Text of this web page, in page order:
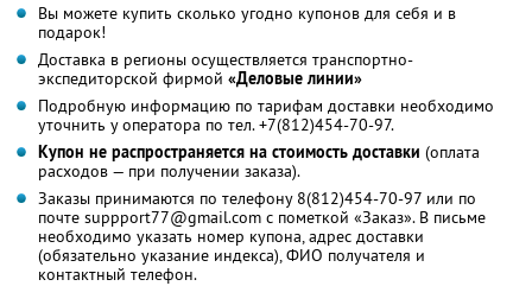
Вы можете купить сколько угодно купонов для себя и в
подарок!
Доставка в регионы осуществляется транспортно-
экспедиторской фирмой «Деловые линии»
Подробную информацию по тарифам доставки необходимо
уточнить у оператора по тел. +7(812)454-70-97.
Купон не распространяется на стоимость доставки (оплата
расходов — при получении заказа).
Заказы принимаются по телефону 8(812)454-70-97 или по
почте suppport77@gmail.com с пометкой «Заказ». В письме
необходимо указать номер купона, адрес доставки
(обязательно указание индекса), ФИО получателя и
контактный телефон.